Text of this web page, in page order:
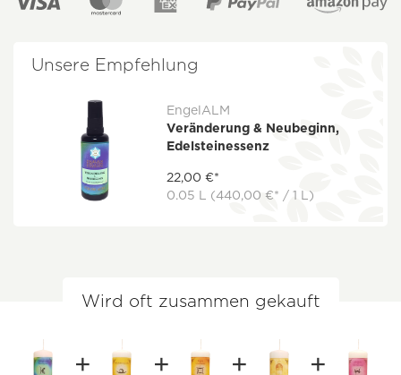
Unsere Empfehlung
EngelALM
Veränderung & Neubeginn,
Edelsteinessenz
22,00 €*
0.05 L (440,00 €* / 1 L)
Wird oft zusammen gekauft